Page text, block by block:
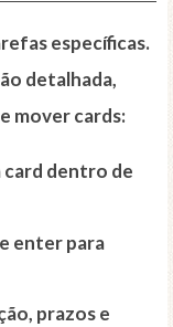
específicas.
detalhada,
mover cards:
card dentro de
enter para
prazos e